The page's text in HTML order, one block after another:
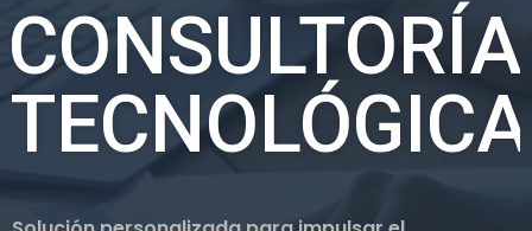
CONSULTORÍA
TECNOLÓGICA